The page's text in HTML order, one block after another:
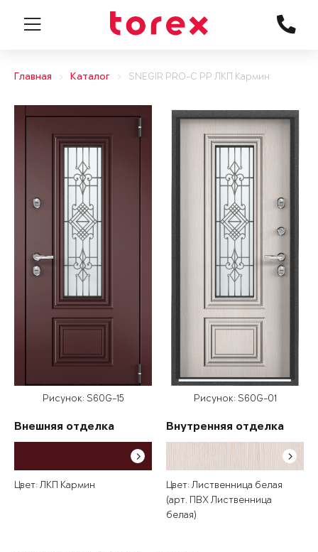
Главная Каталог SNEGIR PRO-C PP ЛКП Кармин
Рисунок: S60G-15
Внешняя отделка
Цвет: ЛКП Кармин
Рисунок: S60G-01
Внутренняя отделка
Цвет: Лиственница белая
(арт. ПВХ Лиственница
белая)